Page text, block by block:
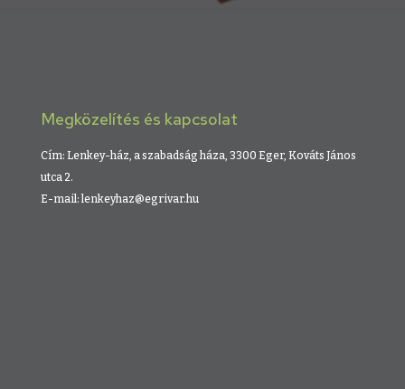
Megközelítés és kapcsolat
Cím: Lenkey-ház, a szabadság háza, 3300 Eger, Kováts János
utca 2.
E-mail: lenkeyhaz@egrivar.hu